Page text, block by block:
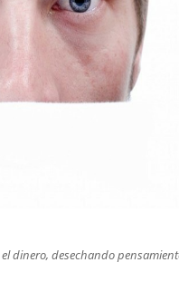
dinero, desechando